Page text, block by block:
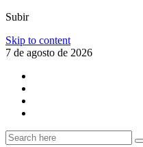
Subir
Skip to content
7 de agosto de 2026